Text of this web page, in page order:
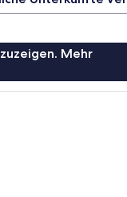
Mehr